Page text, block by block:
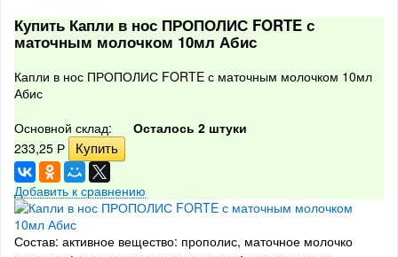
Купить Капли в нос ПРОПОЛИС FORTE с
маточным молочком 10мл Абис
Капли в нос ПРОПОЛИС FORTE с маточным молочком 10мл
Абис
Основной склад:
Осталось 2 штуки
233,25 Р
Добавить к сравнению
Состав: активное вещество: прополис, маточное молочко